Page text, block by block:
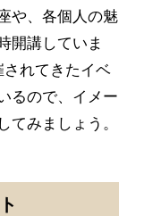
や、各個人の魅
開講していま
れてきたイベ
るので、イメー
てみましょう。